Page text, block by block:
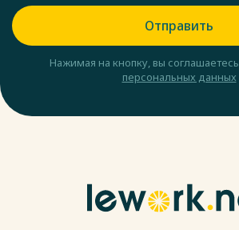
Отправить
Нажимая на кнопку, вы соглашаетесь
персональных данных